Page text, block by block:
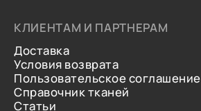
КЛИЕНТАМ И ПАРТНЕРАМ
Доставка
Условия возврата
Пользовательское соглашение
Справочник тканей
Статьи